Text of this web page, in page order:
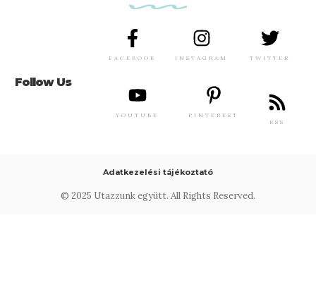
Follow Us
FACEBOOK INSTAGRAM TWITTER
YOUTUBE
PINTEREST
RSS
© 2025 Utazzunk együtt. All Rights Reserved.
Adatkezelési tájékoztató